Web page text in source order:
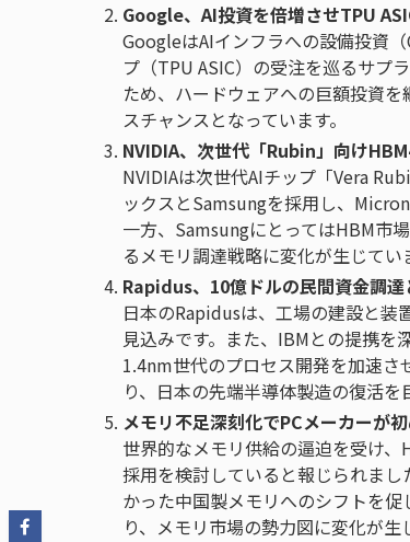
Google、AI投資を倍増させTPU
GoogleはAIインフラへの設備投資
プ（TPU ASIC）の受注を巡るサプ
ため、ハードウェアへの巨額投資
スチャンスとなっています。
NVIDIA、次世代「Rubin」向け
NVIDIAは次世代AIチップ「Vera
ックスとSamsungを採用し、
一方、SamsungにとってはHBM市
るメモリ調達戦略に変化が生じてい
Rapidus、10億ドルの民間資金調
日本のRapidusは、工場の建設と装
見込みです。また、IBMとの提携を
1.4nm世代のプロセス開発を加速さ
り、日本の先端半導体製造の復活を
メモリ不足深刻化でPCメーカーが
世界的なメモリ供給の逼迫を受け
採用を検討していると報じられま
かった中国製メモリへのシフトを
り、メモリ市場の勢力図に変化が生